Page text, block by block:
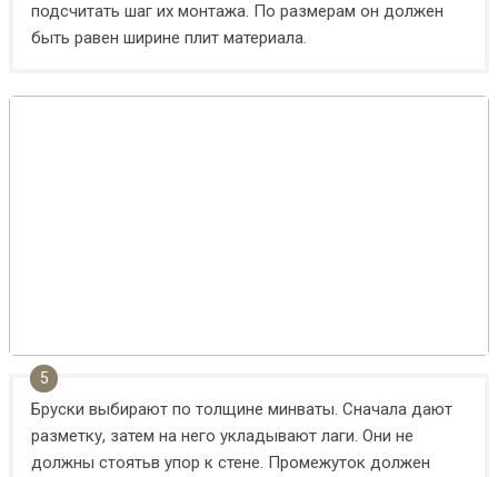
подсчитать шаг их монтажа. По размерам он должен
быть равен ширине плит материала.
Бруски выбирают по толщине минваты. Сначала дают
разметку, затем на него укладывают лаги. Они не
должны стоятьв упор к стене. Промежуток должен